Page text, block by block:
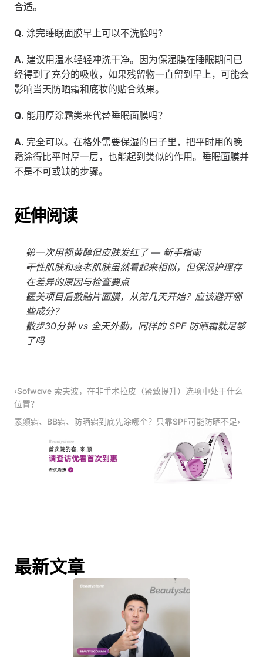
合适。
Q. 涂完睡眠面膜早上可以不洗脸吗？
A. 建议用温水轻轻冲洗干净。因为保湿膜在睡眠期间已
经得到了充分的吸收，如果残留物一直留到早上，可能会
影响当天防晒霜和底妆的贴合效果。
Q. 能用厚涂霜类来代替睡眠面膜吗？
A. 完全可以。在格外需要保湿的日子里，把平时用的晚
霜涂得比平时厚一层，也能起到类似的作用。睡眠面膜并
不是不可或缺的步骤。
延伸阅读
第一次用视黄醇但皮肤发红了 — 新手指南
干性肌肤和衰老肌肤虽然看起来相似，但保湿护理存
在差异的原因与检查要点
医美项目后敷贴片面膜，从第几天开始？应该避开哪
些成分？
散步30分钟 vs 全天外勤，同样的 SPF 防晒霜就足够
了吗
‹Sofwave 索夫波，在非手术拉皮（紧致提升）选项中处于什么
位置？
素颜霜、BB霜、防晒霜到底先涂哪个？只靠SPF可能防晒不足›
最新文章